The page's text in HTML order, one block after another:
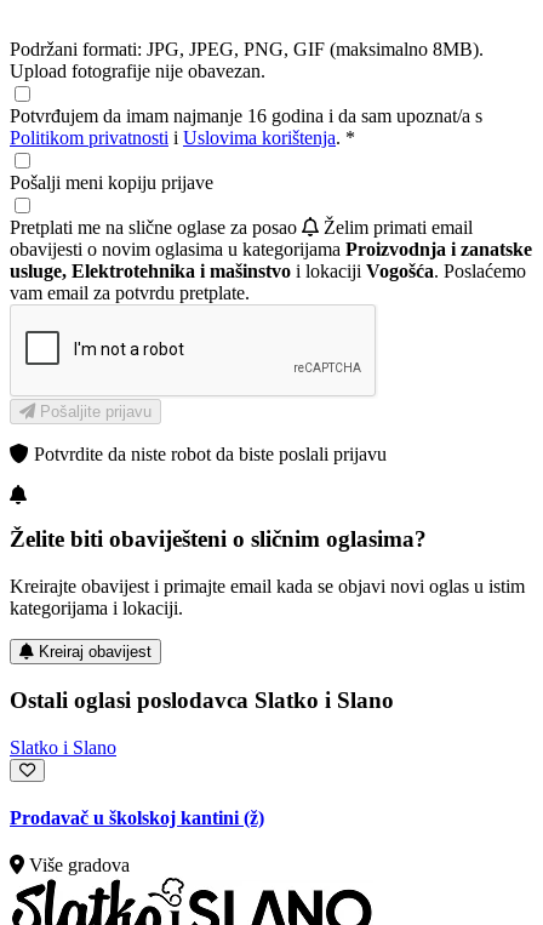
Podržani formati: JPG, JPEG, PNG, GIF (maksimalno 8MB).
Upload fotografije nije obavezan.
Potvrđujem da imam najmanje 16 godina i da sam upoznat/a s
Politikom privatnosti i Uslovima korištenja. *
Pošalji meni kopiju prijave
Pretplati me na slične oglase za posao
Želim primati email
obavijesti o novim oglasima u kategorijama Proizvodnja i zanatske
usluge, Elektrotehnika i mašinstvo i lokaciji Vogošća. Poslaćemo
vam email za potvrdu pretplate.
Pošaljite prijavu
Potvrdite da niste robot da biste poslali prijavu
Želite biti obaviješteni o sličnim oglasima?
Kreirajte obavijest i primajte email kada se objavi novi oglas u istim
kategorijama i lokaciji.
Kreiraj obavijest
Ostali oglasi poslodavca Slatko i Slano
Slatko i Slano
Prodavač u školskoj kantini (ž)
Više gradova